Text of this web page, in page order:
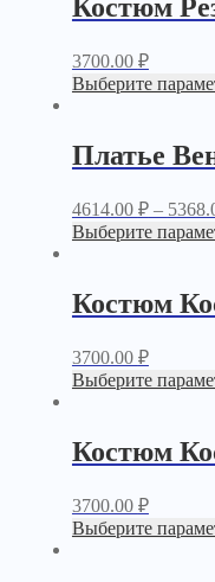
Костюм
3700.00 ₽
Выберите
Платье
4614.00 ₽–
Выберите
Костюм
3700.00 ₽
Выберите
Костюм
3700.00 ₽
Выберите